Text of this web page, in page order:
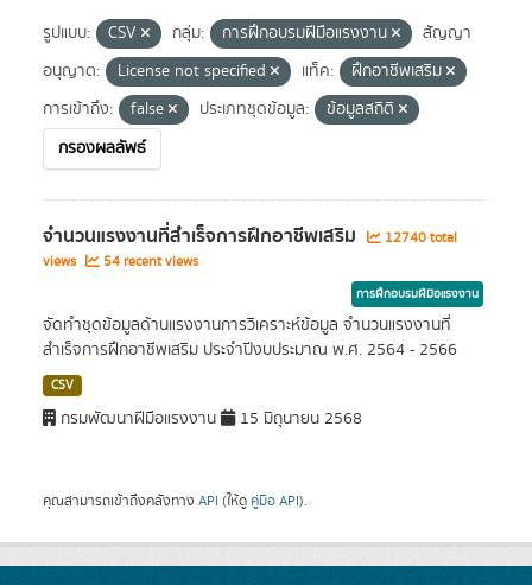
รูปแบบ: CSV กลุ่ม: การฝึกอบรมฝีมือแรงงาน
สัญญา
อนุญาต:
License not specified แท็ค:
ฝึกอาชีพเสริม
การเข้าถึง:
false ประเภทชุดข้อมูล:
ข้อมูลสถิติ
กรองผลลัพธ์
จำนวนแรงงานที่สำเร็จการฝึกอาชีพเสริม
12740 total
views
54 recent views
การฝึกอบรมฝีมือแรงงาน
จัดทำชุดข้อมูลด้านแรงงานการวิเคราะห์ข้อมูล จำนวนแรงงานที่
สำเร็จการฝึกอาชีพเสริม ประจำปีงบประมาณ พ.ศ. 2564 - 2566
CSV
กรมพัฒนาฝีมือแรงงาน 15 มิถุนายน 2568
คุณสามารถเข้าถึงคลังทาง API (ให้ดู คู่มือ API).